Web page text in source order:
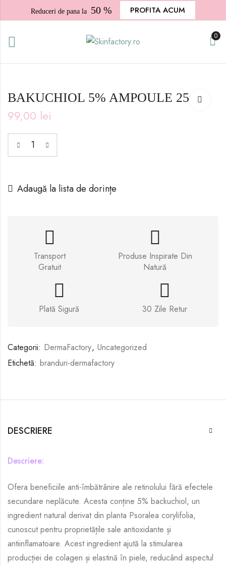
Reduceri de pana la 50 % PROFITA ACUM
0
BAKUCHIOL 5% AMPOULE 25ml
99,00 lei
Adaugă la lista de dorințe
Transport
Gratuit
Produse Inspirate Din
Natură
Plată Sigură 30 Zile Retur
Categorii: DermaFactory, Uncategorized
Etichetă: branduri-dermafactory
DESCRIERE
Descriere:
Ofera beneficiile anti-îmbătrânire ale retinolului fără efectele
secundare neplăcute. Acesta conține 5% backuchiol, un
ingredient natural derivat din planta Psoralea corylifolia,
cunoscut pentru proprietățile sale antioxidante și
antiinflamatoare. Acest ingredient ajută la stimularea
producției de colagen și elastină în piele, reducând aspectul